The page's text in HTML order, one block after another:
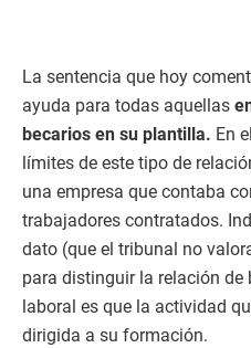
La sentencia que hoy
ayuda para todas aquellas
becarios en su plantilla. En
límites de este tipo de
una empresa que contaba
trabajadores contratados.
dato (que el tribunal no
para distinguir la relación de
laboral es que la actividad
dirigida a su formación.